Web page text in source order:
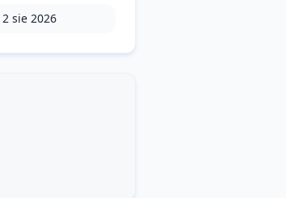
2 sie 2026